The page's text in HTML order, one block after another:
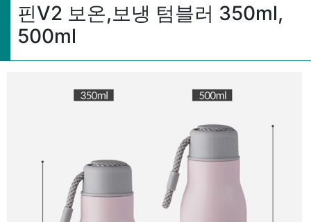
핀V2 보온,보냉 텀블러 350ml,
500ml